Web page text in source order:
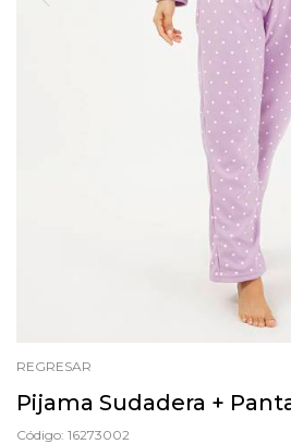
REGRESAR
Pijama Sudadera +
Código: 16273002